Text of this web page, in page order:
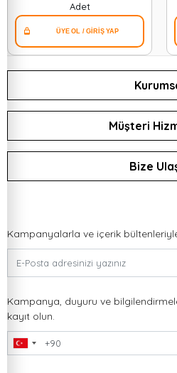
Adet
Müşteri
Bize
Kampanyalarla ve içerik
Kampanya, duyuru ve
kayıt olun.